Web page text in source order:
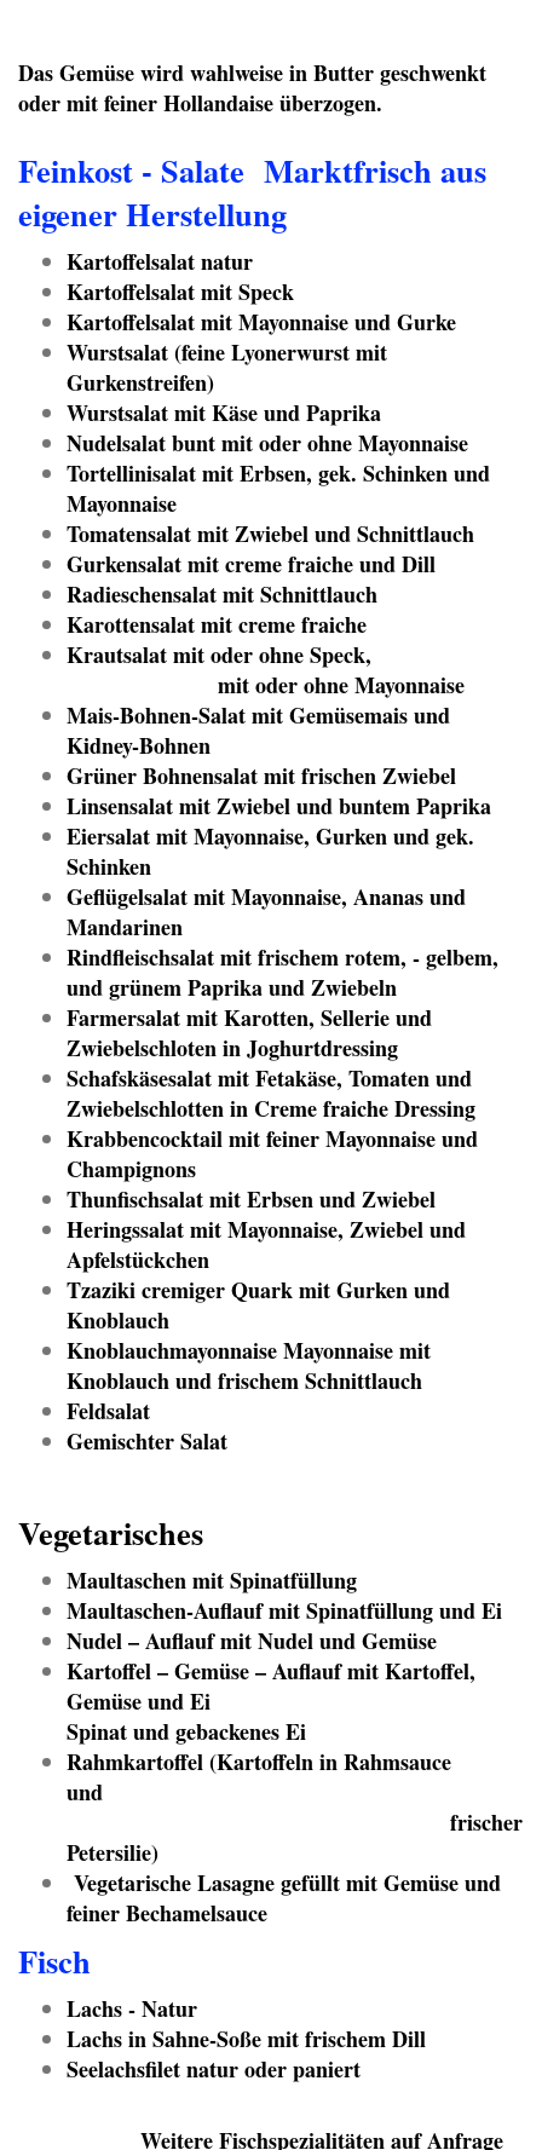
Das Gemüse wird wahlweise in Butter geschwenkt
oder mit feiner Hollandaise überzogen.
Feinkost - Salate Marktfrisch aus
eigener Herstellung
Kartoffelsalat natur
Kartoffelsalat mit Speck
Kartoffelsalat mit Mayonnaise und Gurke
Wurstsalat (feine Lyonerwurst mit
Gurkenstreifen)
Wurstsalat mit Käse und Paprika
Nudelsalat bunt mit oder ohne Mayonnaise
Tortellinisalat mit Erbsen, gek. Schinken und
Mayonnaise
Tomatensalat mit Zwiebel und Schnittlauch
Gurkensalat mit creme fraiche und Dill
Radieschensalat mit Schnittlauch
Karottensalat mit creme fraiche
Krautsalat mit oder ohne Speck,
mit oder ohne Mayonnaise
Mais-Bohnen-Salat mit Gemüsemais und
Kidney-Bohnen
Grüner Bohnensalat mit frischen Zwiebel
Linsensalat mit Zwiebel und buntem Paprika
Eiersalat mit Mayonnaise, Gurken und gek.
Schinken
Geflügelsalat mit Mayonnaise, Ananas und
Mandarinen
Rindfleischsalat mit frischem rotem, - gelbem,
und grünem Paprika und Zwiebeln
Farmersalat mit Karotten, Sellerie und
Zwiebelschloten in Joghurtdressing
Schafskäsesalat mit Fetakäse, Tomaten und
Zwiebelschlotten in Creme fraiche Dressing
Krabbencocktail mit feiner Mayonnaise und
Champignons
Thunfischsalat mit Erbsen und Zwiebel
Heringssalat mit Mayonnaise, Zwiebel und
Apfelstückchen
Tzaziki cremiger Quark mit Gurken und
Knoblauch
Knoblauchmayonnaise Mayonnaise mit
Knoblauch und frischem Schnittlauch
Feldsalat
Gemischter Salat
Vegetarisches
Maultaschen mit Spinatfüllung
Maultaschen-Auflauf mit Spinatfüllung und Ei
Nudel – Auflauf mit Nudel und Gemüse
Kartoffel – Gemüse – Auflauf mit Kartoffel,
Gemüse und Ei
Spinat und gebackenes Ei
Rahmkartoffel (Kartoffeln in Rahmsauce
und
frischer
Petersilie)
Vegetarische Lasagne gefüllt mit Gemüse und
feiner Bechamelsauce
Fisch
Lachs - Natur
Lachs in Sahne-Soße mit frischem Dill
Seelachsfilet natur oder paniert
Weitere Fischspezialitäten auf Anfrage